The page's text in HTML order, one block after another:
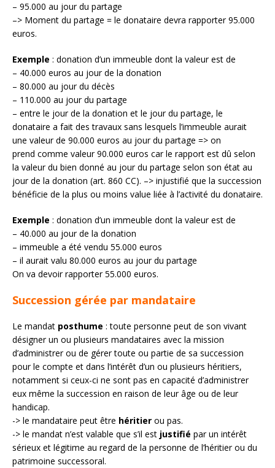
– 95.000 au jour du partage
–> Moment du partage = le donataire devra rapporter 95.000
euros.
Exemple : donation d’un immeuble dont la valeur est de
– 40.000 euros au jour de la donation
– 80.000 au jour du décès
– 110.000 au jour du partage
– entre le jour de la donation et le jour du partage, le
donataire a fait des travaux sans lesquels l’immeuble aurait
une valeur de 90.000 euros au jour du partage => on
prend comme valeur 90.000 euros car le rapport est dû selon
la valeur du bien donné au jour du partage selon son état au
jour de la donation (art. 860 CC). –> injustifié que la succession
bénéficie de la plus ou moins value liée à l’activité du donataire.
Exemple : donation d’un immeuble dont la valeur est de
– 40.000 au jour de la donation
– immeuble a été vendu 55.000 euros
– il aurait valu 80.000 euros au jour du partage
On va devoir rapporter 55.000 euros.
Succession gérée par mandataire
Le mandat posthume : toute personne peut de son vivant
désigner un ou plusieurs mandataires avec la mission
d’administrer ou de gérer toute ou partie de sa succession
pour le compte et dans l’intérêt d’un ou plusieurs héritiers,
notamment si ceux-ci ne sont pas en capacité d’administrer
eux même la succession en raison de leur âge ou de leur
handicap.
-> le mandataire peut être héritier ou pas.
-> le mandat n’est valable que s’il est justifié par un intérêt
sérieux et légitime au regard de la personne de l’héritier ou du
patrimoine successoral.